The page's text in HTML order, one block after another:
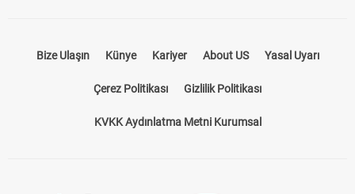
Bize Ulaşın Künye Kariyer About US Yasal Uyarı
Çerez Politikası Gizlilik Politikası
KVKK Aydınlatma Metni Kurumsal